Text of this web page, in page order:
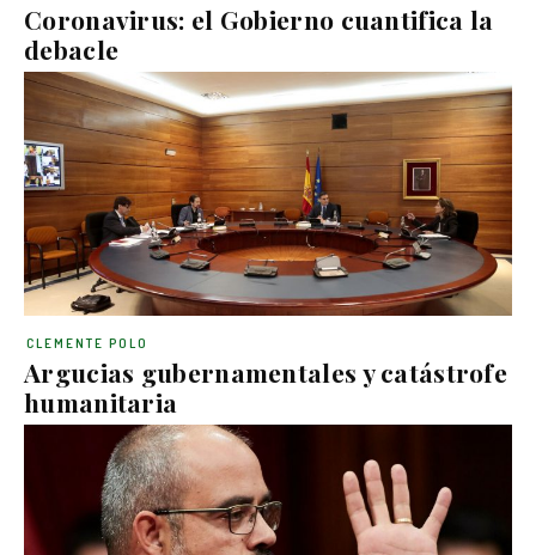
Coronavirus: el Gobierno cuantifica la
debacle
Argucias gubernamentales y catástrofe
humanitaria
CLEMENTE POLO